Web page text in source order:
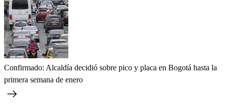
Confirmado: Alcaldía decidió sobre pico y placa en Bogotá hasta la
primera semana de enero